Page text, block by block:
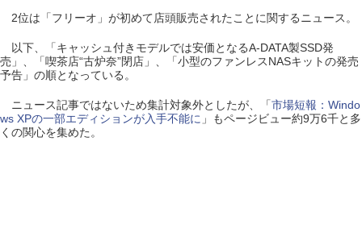
2位は「フリーオ」が初めて店頭販売されたことに関するニュース。
以下、「キャッシュ付きモデルでは安価となるA-DATA製SSD発
売」、「喫茶店“古炉奈”閉店」、「小型のファンレスNASキットの発売
予告」の順となっている。
ニュース記事ではないため集計対象外としたが、「市場短報：Windo
ws XPの一部エディションが入手不能に 」もページビュー約9万6千と多
くの関心を集めた。